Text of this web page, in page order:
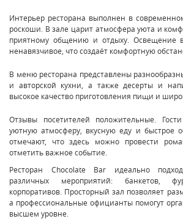
Интерьер ресторана выполнен в
роскоши. В зале царит атмосфера уюта и
приятному общению и отдыху. Освещение
ненавязчивое, что создаёт комфортную
В меню ресторана представлены
и авторской кухни, а также десерты и
высокое качество приготовления пищи и
Отзывы посетителей положительные.
уютную атмосферу, вкусную еду и быстрое
отмечают, что здесь можно провести
отметить важное событие.
Ресторан Chocolate Bar идеально
различных мероприятий: банкетов,
корпоративов. Просторный зал позволяет
а профессиональные официанты помогут
высшем уровне.